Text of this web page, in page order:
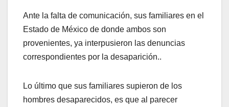
Ante la falta de comunicación, sus familiares en el
Estado de México de donde ambos son
provenientes, ya interpusieron las denuncias
correspondientes por la desaparición..
Lo último que sus familiares supieron de los
hombres desaparecidos, es que al parecer